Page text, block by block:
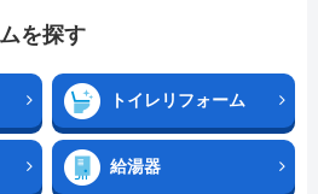
を探す
トイレリフォーム
給湯器